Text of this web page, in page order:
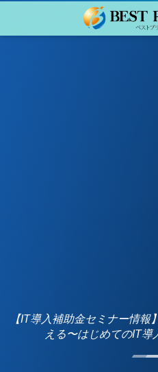
【IT導入補助金セミナー情
える〜はじめてのIT